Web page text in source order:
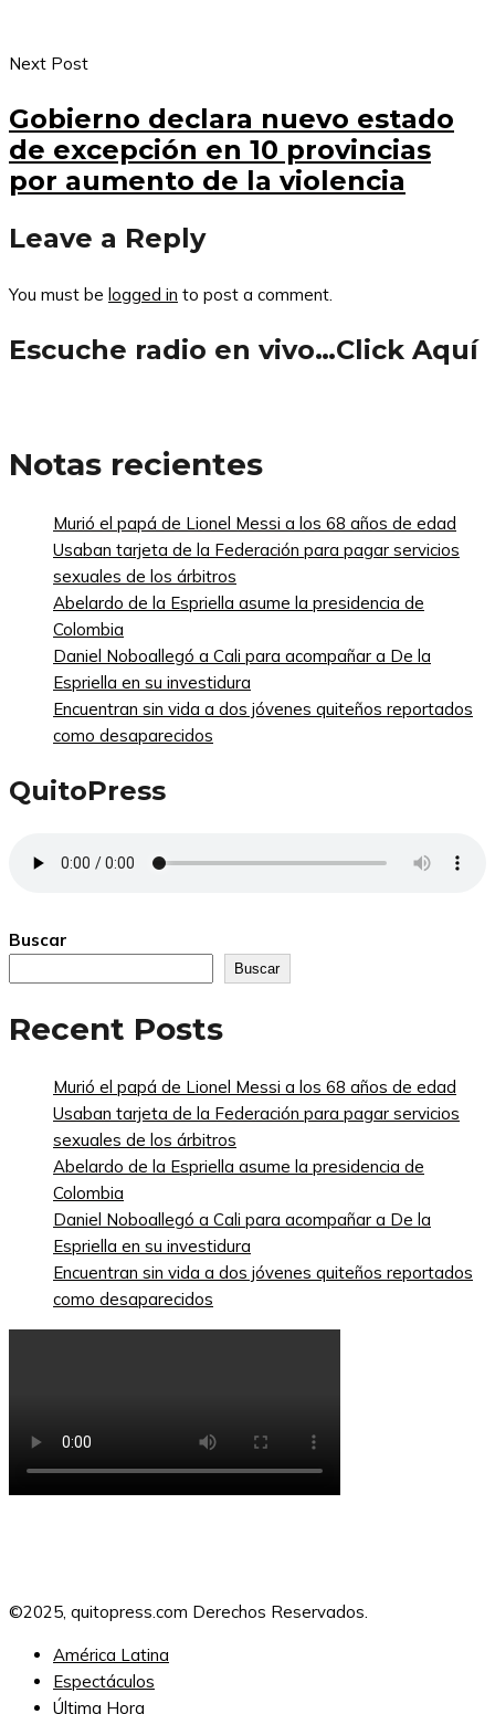
Next Post
Gobierno declara nuevo estado
de excepción en 10 provincias
por aumento de la violencia
Leave a Reply
You must be logged in to post a comment.
Escuche radio en vivo…Click Aquí
Notas recientes
Murió el papá de Lionel Messi a los 68 años de edad
Usaban tarjeta de la Federación para pagar servicios
sexuales de los árbitros
Abelardo de la Espriella asume la presidencia de
Colombia
Daniel Noboallegó a Cali para acompañar a De la
Espriella en su investidura
Encuentran sin vida a dos jóvenes quiteños reportados
como desaparecidos
QuitoPress
Buscar
Buscar
Recent Posts
Murió el papá de Lionel Messi a los 68 años de edad
Usaban tarjeta de la Federación para pagar servicios
sexuales de los árbitros
Abelardo de la Espriella asume la presidencia de
Colombia
Daniel Noboallegó a Cali para acompañar a De la
Espriella en su investidura
Encuentran sin vida a dos jóvenes quiteños reportados
como desaparecidos
©2025, quitopress.com Derechos Reservados.
América Latina
Espectáculos
Última Hora